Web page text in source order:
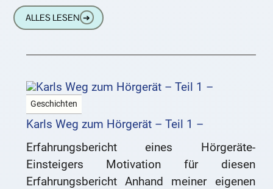
sicherlich die „normale“
Altersschwerhörigkeit sei. Im normalen
ALLES LESEN ➔
Geschichten
Karls Weg zum Hörgerät – Teil 1 –
Erfahrungsbericht eines Hörgeräte-
Einsteigers Motivation für diesen
Erfahrungsbericht Anhand meiner eigenen